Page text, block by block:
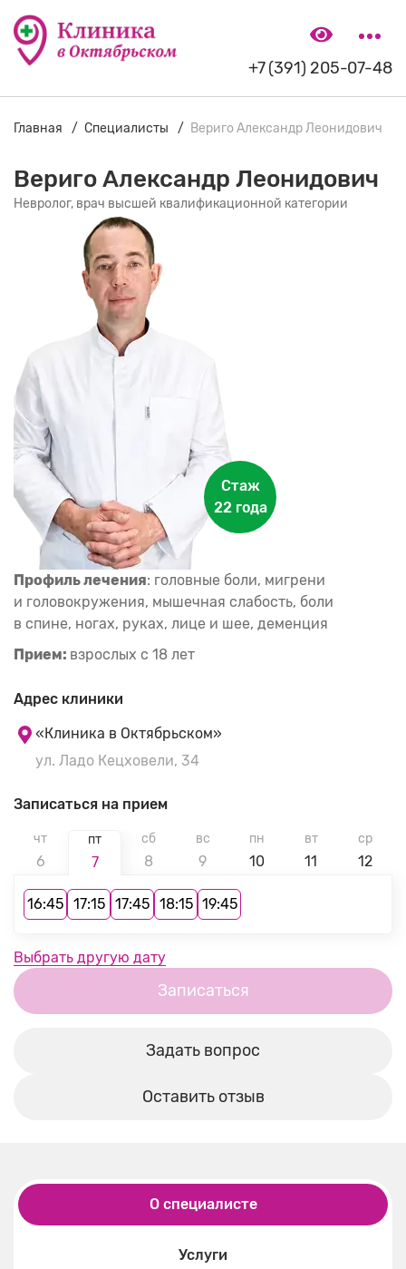
+7 (391) 205-07-48
Главная Специалисты Вериго Александр Леонидович
Вериго Александр Леонидович
Невролог, врач высшей квалификационной категории
Стаж
22 года
Профиль лечения: головные боли, мигрени
и головокружения, мышечная слабость, боли
в спине, ногах, руках, лице и шее, деменция
Прием: взрослых с 18 лет
Адрес клиники
«Клиника в Октябрьском»
ул. Ладо Кецховели, 34
Записаться на прием
чт
6
пт
7
сб
8
вс
9
пн
10
вт
11
ср
12
16:45 17:15 17:45 18:15 19:45
Выбрать другую дату
Записаться
Задать вопрос
Оставить отзыв
О специалисте
Услуги